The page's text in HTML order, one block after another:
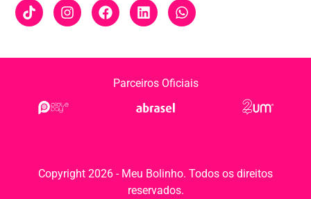
Parceiros Oficiais
Copyright 2026 - Meu Bolinho. Todos os direitos
reservados.